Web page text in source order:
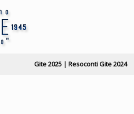
Gite 2025 | Resoconti Gite 2024